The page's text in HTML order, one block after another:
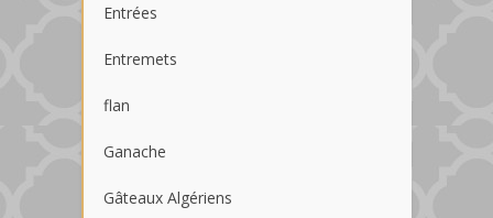
Entrées
Entremets
flan
Ganache
Gâteaux Algériens